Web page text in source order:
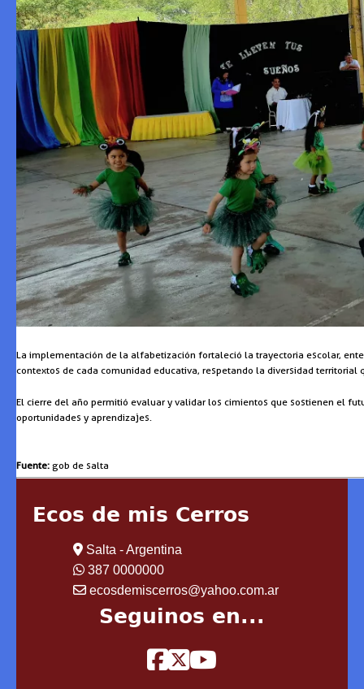
La implementación de la alfabetización fortaleció la trayectoria escolar,
contextos de cada comunidad educativa, respetando la diversidad territorial
El cierre del año permitió evaluar y validar los cimientos que sostienen el
oportunidades y aprendizajes.
Fuente: gob de salta
Ecos de mis Cerros
Salta - Argentina
387 0000000
ecosdemiscerros@yahoo.com.ar
Seguinos en...